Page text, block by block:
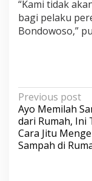
“Kami tidak
bagi pelaku
Bondowoso,”
P
o
s
t
Previous post
Ayo Memilah
dari Rumah, Ini
Cara Jitu
Sampah di